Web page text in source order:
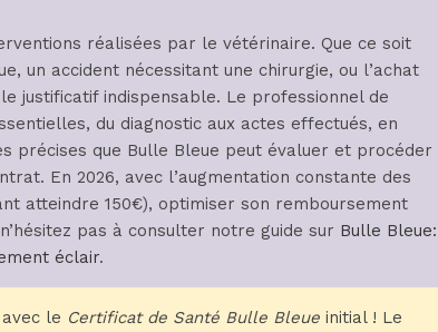
réalisées par le vétérinaire. Que ce soit
un accident nécessitant une chirurgie, ou l’achat
justificatif indispensable. Le professionnel de
du diagnostic aux actes effectués, en
précises que Bulle Bleue peut évaluer et procéder
En 2026, avec l’augmentation constante des
atteindre 150€), optimiser son remboursement
pas à consulter notre guide sur Bulle Bleue:
éclair.
le Certificat de Santé Bulle Bleue initial ! Le